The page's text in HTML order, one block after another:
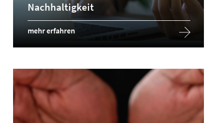
Nachhaltigkeit
mehr erfahren